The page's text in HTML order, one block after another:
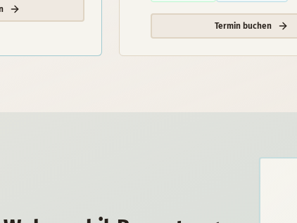
Termin buchen